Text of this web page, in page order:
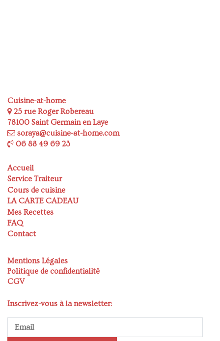
Cuisine-at-home
25 rue Roger Robereau
78100 Saint Germain en Laye
soraya@cuisine-at-home.com
06 88 49 69 23
Accueil
Service Traiteur
Cours de cuisine
LA CARTE CADEAU
Mes Recettes
FAQ
Contact
Mentions Légales
Politique de confidentialité
CGV
Inscrivez-vous à la newsletter: